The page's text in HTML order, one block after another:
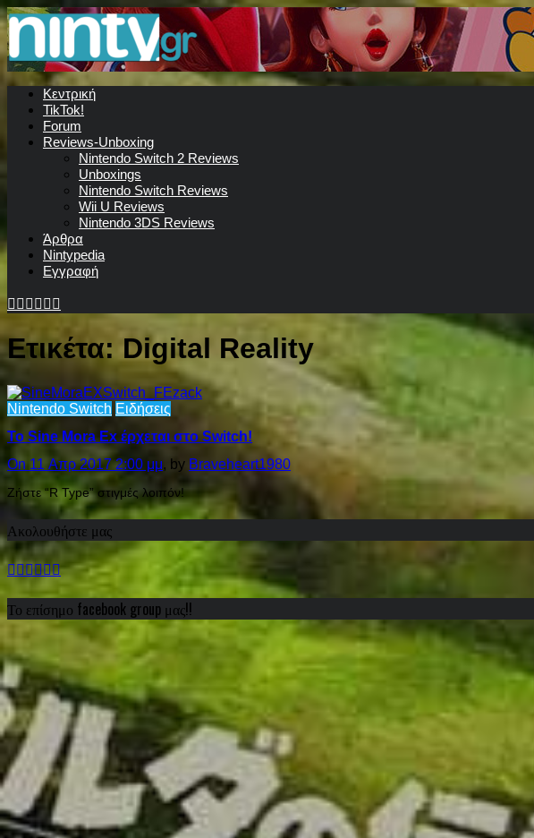
Κεντρική
TikTok!
Forum
Reviews-Unboxing
Nintendo Switch 2 Reviews
Unboxings
Nintendo Switch Reviews
Wii U Reviews
Nintendo 3DS Reviews
Άρθρα
Nintypedia
Εγγραφή
Ετικέτα: Digital Reality
Nintendo Switch Ειδήσεις
Το Sine Mora Ex έρχεται στο Switch!
On 11 Απρ 2017 2:00 μμ, by Braveheart1980
Ζήστε “R Type” στιγμές λοιπόν!
Ακολουθήστε μας
Το επίσημο facebook group μας!!